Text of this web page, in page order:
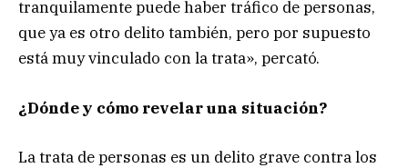
tranquilamente puede haber tráfico de personas,
que ya es otro delito también, pero por supuesto
está muy vinculado con la trata», percató.
¿Dónde y cómo revelar una situación?
La trata de personas es un delito grave contra los